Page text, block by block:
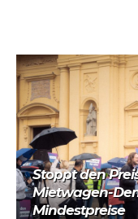
Stoppt den
Mietwagen-
Mindestpreise